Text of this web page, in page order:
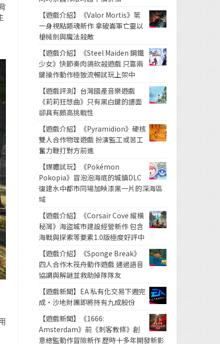
【遊戲介紹】《Valor Mortis》第
一身視點類魂新作 拿破崙軍亡靈以
槍械劍與魔法殺敵
【遊戲介紹】《Steel Maiden 鋼鐵
少女》快節奏肉鴿砍殺遊戲 只靠兩
鍵操作動作極致流暢試玩上架中
【遊戲評測】台灣國產音樂遊戲
《莉莉狂想曲》只有黑白鍵的譜面
卻具有頗高挑戰性
【遊戲介紹】《Pyramidion》硬核
雙人合作物理遊戲 扮演監工或苦工
奮力鞭打對方前進
【媒體試玩】《Pokémon
Pokopia》冒泡泡海底的城鎮DLC
復建水中都市同場加映漆黑一片的深海區
域
【遊戲介紹】《Corsair Cove 縱橫
秘灣》海盜城市建設經營新作 包含
海戰與探索等要素1.0版極度好評中
【遊戲介紹】《Sponge Break》
四人合作木筏舟動作遊戲 通過語音
協調與解謎並救助掉隊隊友
【遊戲新聞】EA 私有化交易下週完
成・沙地財團即將持有九成股份
【遊戲新聞】《1666:
Amsterdam》前《刺客教條》創
意總監動作冒險新作 歷時十多年開發新影